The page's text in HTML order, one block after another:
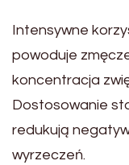
Intensywne
powoduje
koncentracja
Dostosowanie
redukują
wyrzeczeń.